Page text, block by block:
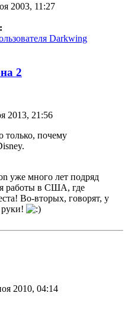
2003, 11:27
Darkwing
2
2013, 21:56
только, почему
уже много лет подряд
работы в США, где
Во-вторых, говорят, у
2010, 04:14